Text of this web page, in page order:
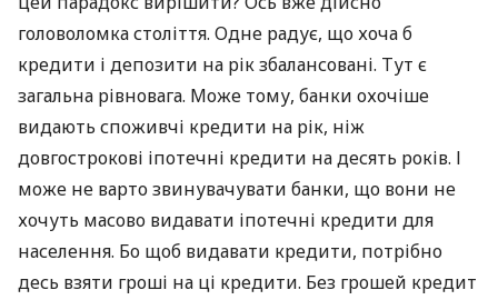
головоломка століття. Одне радує, що хоча б
кредити і депозити на рік збалансовані. Тут є
загальна рівновага. Може тому, банки охочіше
видають споживчі кредити на рік, ніж
довгострокові іпотечні кредити на десять років. І
може не варто звинувачувати банки, що вони не
хочуть масово видавати іпотечні кредити для
населення. Бо щоб видавати кредити, потрібно
десь взяти гроші на ці кредити. Без грошей кредит